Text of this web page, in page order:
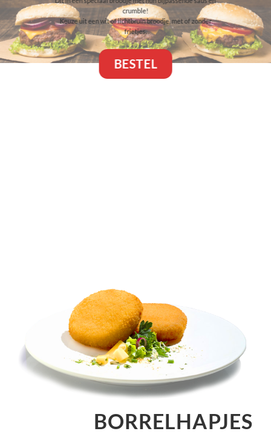
crumble!
Keuze uit een wit of lichtbruin broodje, met of zonder
frietjes.
BESTEL
BORRELHAPJES